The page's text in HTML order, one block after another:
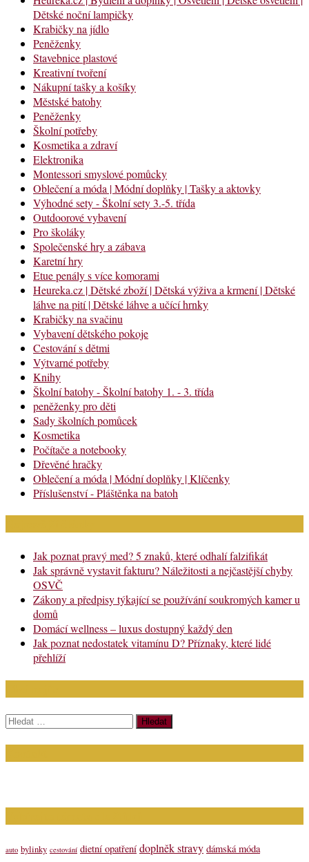
Dětské noční lampičky
Krabičky na jídlo
Peněženky
Stavebnice plastové
Kreativní tvoření
Nákupní tašky a košíky
Městské batohy
Peněženky
Školní potřeby
Kosmetika a zdraví
Elektronika
Montessori smyslové pomůcky
Oblečení a móda | Módní doplňky | Tašky a aktovky
Výhodné sety - Školní sety 3.-5. třída
Outdoorové vybavení
Pro školáky
Společenské hry a zábava
Karetní hry
Etue penály s více komorami
Heureka.cz | Dětské zboží | Dětská výživa a krmení | Dětské
láhve na pití | Dětské láhve a učící hrnky
Krabičky na svačinu
Vybavení dětského pokoje
Cestování s dětmi
Výtvarné potřeby
Knihy
Školní batohy - Školní batohy 1. - 3. třída
peněženky pro děti
Sady školních pomůcek
Kosmetika
Počítače a notebooky
Dřevěné hračky
Oblečení a móda | Módní doplňky | Klíčenky
Příslušenství - Pláštěnka na batoh
Jak poznat pravý med? 5 znaků, které odhalí falzifikát
Jak správně vystavit fakturu? Náležitosti a nejčastější chyby
OSVČ
Zákony a předpisy týkající se používání soukromých kamer u
domů
Domácí wellness – luxus dostupný každý den
Jak poznat nedostatek vitamínu D? Příznaky, které lidé
přehlíží
Vyhledávání
auto bylinky cestování dietní opatření doplněk stravy dámská móda